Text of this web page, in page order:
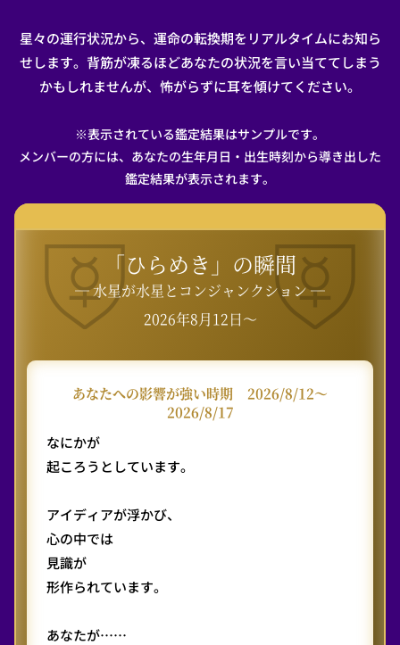
星々の運行状況から、運命の転換期をリアルタイムにお知ら
せします。背筋が凍るほどあなたの状況を言い当ててしまう
かもしれませんが、怖がらずに耳を傾けてください。
※表示されている鑑定結果はサンプルです。
メンバーの方には、あなたの生年月日・出生時刻から導き出した
鑑定結果が表示されます。
「ひらめき」の瞬間
― 水星が水星とコンジャンクション ―
2026年8月12日〜
あなたへの影響が強い時期
2026/8/12〜
2026/8/17
なにかが
起ころうとしています。
アイディアが浮かび、
心の中では
見識が
形作られています。
あなたが……